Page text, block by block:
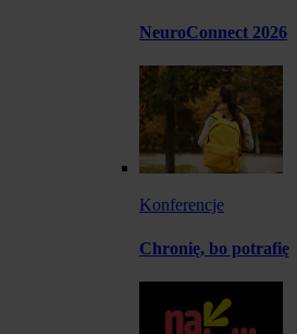
NeuroConnect 2026
Konferencje
Chronię, bo potrafię